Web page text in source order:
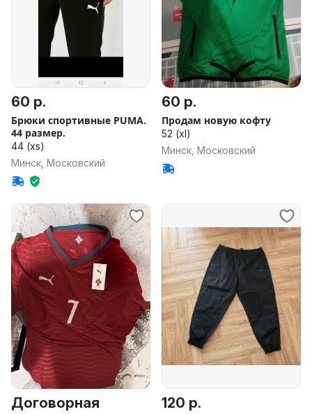
60 р.
Брюки спортивные PUMA.
44 размер.
44 (xs)
Минск, Московский
60 р.
Продам новую кофту
52 (xl)
Минск, Московский
Договорная 120 р.